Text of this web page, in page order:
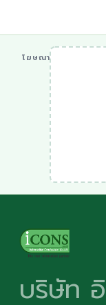
โฆษณา
บริษัท